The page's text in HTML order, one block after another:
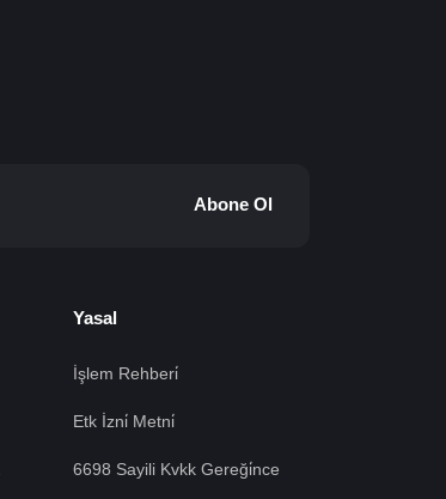
Abone Ol
Yasal
İşlem Rehberi̇
Etk İzni̇ Metni̇
6698 Sayili Kvkk Gereği̇nce